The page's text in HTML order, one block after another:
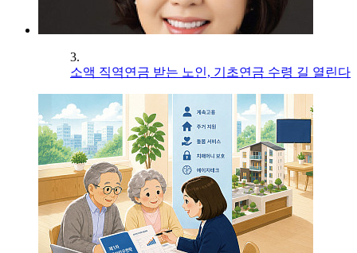
3.
소액 직역연금 받는 노인, 기초연금 수령 길 열린다